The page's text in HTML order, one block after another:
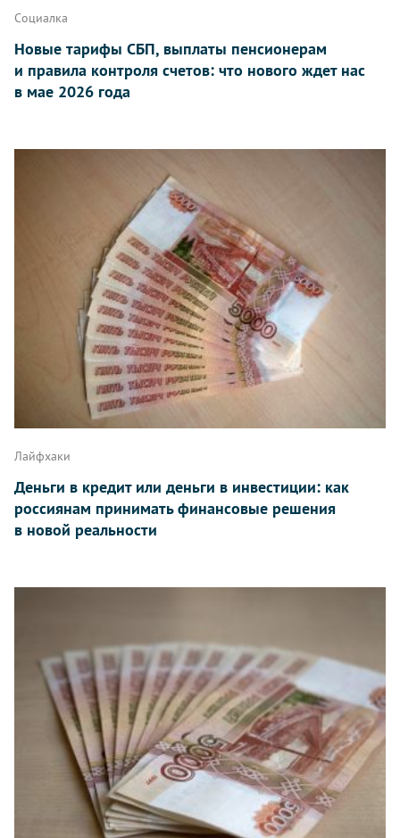
Социалка
Новые тарифы СБП, выплаты пенсионерам
и правила контроля счетов: что нового ждет нас
в мае 2026 года
Лайфхаки
Деньги в кредит или деньги в инвестиции: как
россиянам принимать финансовые решения
в новой реальности